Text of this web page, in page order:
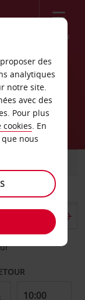
Menu
des
analytiques
notre site.
avec des
Pour plus
. En
que nous